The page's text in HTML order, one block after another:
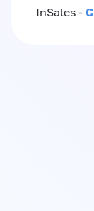
InSales -